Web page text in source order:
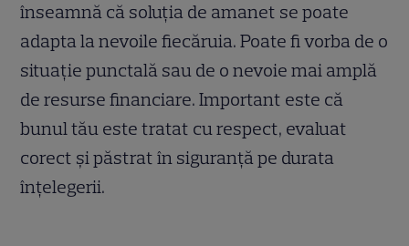
înseamnă că soluția de amanet se poate
adapta la nevoile fiecăruia. Poate fi vorba de o
situație punctală sau de o nevoie mai amplă
de resurse financiare. Important este că
bunul tău este tratat cu respect, evaluat
corect și păstrat în siguranță pe durata
înțelegerii.